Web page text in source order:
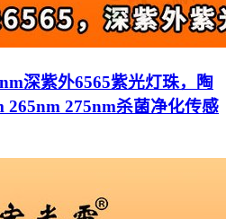
深紫外6565紫光灯珠，陶
265nm 275nm杀菌净化传感